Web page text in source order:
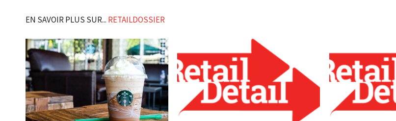
EN SAVOIR PLUS SUR... RETAILDOSSIER